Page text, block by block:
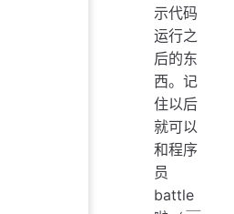
示代码
运行之
后的东
西。记
住以后
就可以
和程序
员
battle